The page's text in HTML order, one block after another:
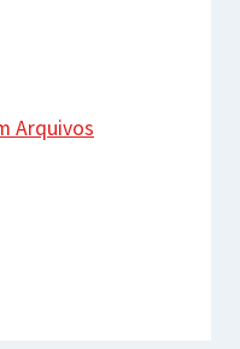
Arquivos